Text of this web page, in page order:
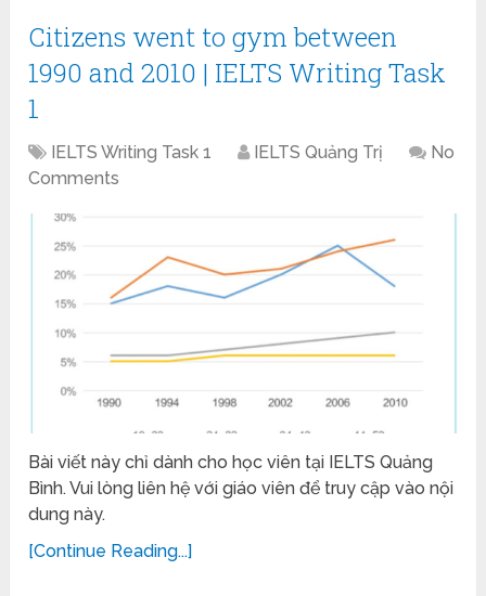
Citizens went to gym between
1990 and 2010 | IELTS Writing Task
1
IELTS Writing Task 1 IELTS Quảng Trị
No
Comments
Bài viết này chỉ dành cho học viên tại IELTS Quảng
Bình. Vui lòng liên hệ với giáo viên để truy cập vào nội
dung này.
[Continue Reading...]